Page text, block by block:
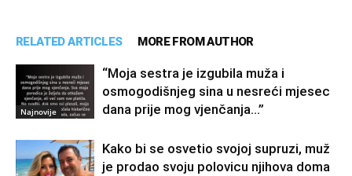
RELATED ARTICLES MORE FROM AUTHOR
Najnovije
“Moja sestra je izgubila muža i
osmogodišnjeg sina u nesreći mjesec
dana prije mog vjenčanja…”
Kako bi se osvetio svojoj supruzi, muž
je prodao svoju polovicu njihova doma